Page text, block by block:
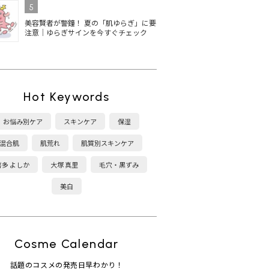
5
美容賢者が警鐘！ 夏の「肌ゆらぎ」に要
注意｜ゆらぎサインを今すぐチェック
Hot Keywords
お悩み別ケア スキンケア 保湿
混合肌 肌荒れ 肌質別スキンケア
よしか 大塚 真里 毛穴・黒ずみ
美白
Cosme Calendar
話題のコスメの発売日早わかり！